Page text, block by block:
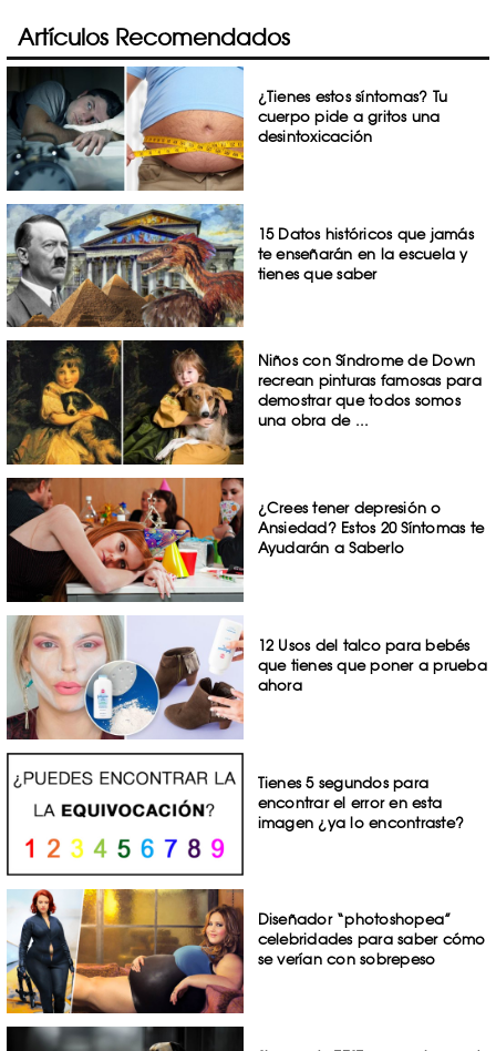
Artículos Recomendados
¿Tienes estos síntomas? Tu
cuerpo pide a gritos una
desintoxicación
15 Datos históricos que jamás
te enseñarán en la escuela y
tienes que saber
Niños con Síndrome de Down
recrean pinturas famosas para
demostrar que todos somos
una obra de ...
¿Crees tener depresión o
Ansiedad? Estos 20 Síntomas te
Ayudarán a Saberlo
12 Usos del talco para bebés
que tienes que poner a prueba
ahora
Tienes 5 segundos para
encontrar el error en esta
imagen ¿ya lo encontraste?
Diseñador “photoshopea”
celebridades para saber cómo
se verían con sobrepeso